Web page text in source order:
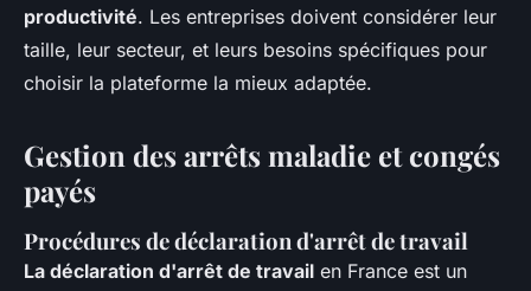
productivité. Les entreprises doivent considérer leur
taille, leur secteur, et leurs besoins spécifiques pour
choisir la plateforme la mieux adaptée.
Gestion des arrêts maladie et congés
payés
Procédures de déclaration d'arrêt de travail
La déclaration d'arrêt de travail en France est un